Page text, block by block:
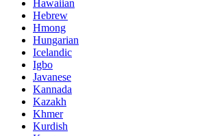
Hawaiian
Hebrew
Hmong
Hungarian
Icelandic
Igbo
Javanese
Kannada
Kazakh
Khmer
Kurdish